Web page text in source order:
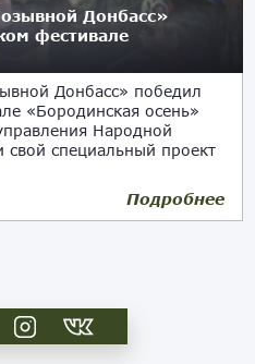
Донбасс»
фестивале
Донбасс» победил
«Бородинская осень»
Народной
специальный проект
Подробнее